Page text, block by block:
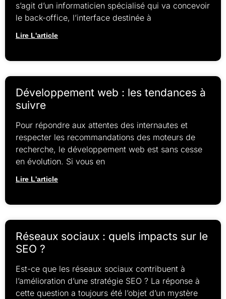
s’agit d’un informaticien spécialisé qui va concevoir
le back-office, l’interface destinée à
Lire L'article
Développement web : les tendances à
suivre
Pour répondre aux attentes des internautes et
respecter les recommandations des moteurs de
recherche, le développement web est sans cesse
en évolution. Si vous en
Lire L'article
Réseaux sociaux : quels impacts sur le
SEO ?
Est-ce que les réseaux sociaux contribuent à
l’amélioration d’une stratégie SEO ? La réponse à
cette question a toujours été l’objet d’un mystère